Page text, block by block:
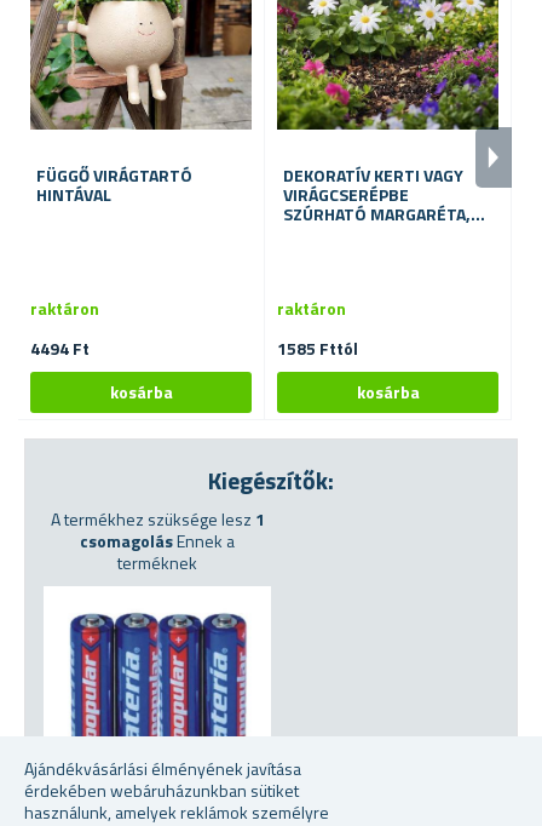
Ajándékvásárlási élményének javítása
érdekében webáruházunkban sütiket
használunk, amelyek reklámok személyre
FÜGGŐ VIRÁGTARTÓ
HINTÁVAL
4494 Ft
raktáron
DEKORATÍV KERTI VAGY
VIRÁGCSERÉPBE
SZÚRHATÓ MARGARÉTA,
1585 Fttól
raktáron
Kiegészítők:
A termékhez szüksége lesz 1
csomagolásEnnek a
terméknek